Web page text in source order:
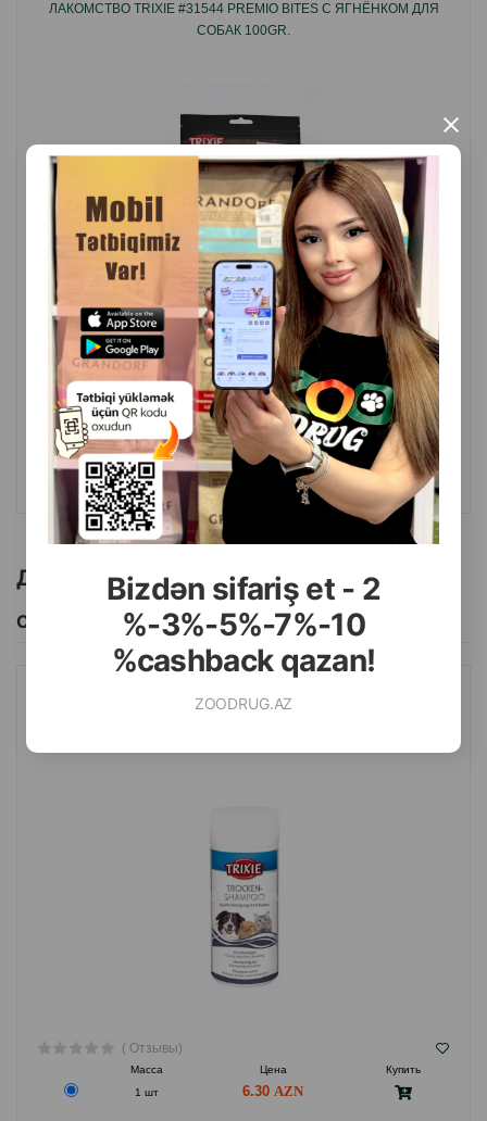
Bizdən sifariş et - 2
%-3%-5%-7%-10
%cashback qazan!
ZOODRUG.AZ
×
ЛАКОМСТВО TRIXIE #31544 PREMIO BITES С ЯГНЁНКОМ ДЛЯ
СОБАК 100GR.
( Отзывы)
Масса Цена
Купить
1 шт
7.00
КУПИТЬ
Другие товоры бренда
Смотреть Все
СУХОЙ ШАМПУНЬ TRIXIE ГИПОАЛЛЕРГЕННЫЙ ДЛЯ СОБАК,
( Отзывы)
Масса Цена
Купить
1 шт
6.30